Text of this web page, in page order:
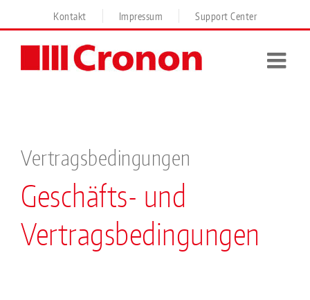
to
Kontakt Impressum Support Center
Vertragsbedingungen
Geschäfts- und
Vertragsbedingungen